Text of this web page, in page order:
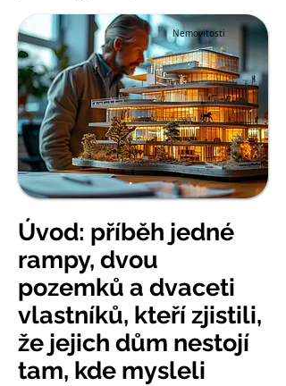
Nemovitosti
Úvod: příběh jedné
rampy, dvou
pozemků a dvaceti
vlastníků, kteří zjistili,
že jejich dům nestojí
tam, kde mysleli